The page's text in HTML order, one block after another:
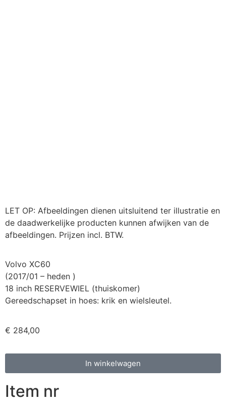
LET OP: Afbeeldingen dienen uitsluitend ter illustratie en
de daadwerkelijke producten kunnen afwijken van de
afbeeldingen. Prijzen incl. BTW.
Volvo XC60
(2017/01 – heden )
18 inch RESERVEWIEL (thuiskomer)
Gereedschapset in hoes: krik en wielsleutel.
€ 284,00
In winkelwagen
Item nr